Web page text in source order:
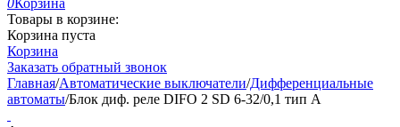
0Корзина
Товары в корзине:
Корзина пуста
Корзина
Заказать обратный звонок
Главная/Автоматические выключатели/Дифференциальные
автоматы/Блок диф. реле DIFO 2 SD 6-32/0,1 тип A